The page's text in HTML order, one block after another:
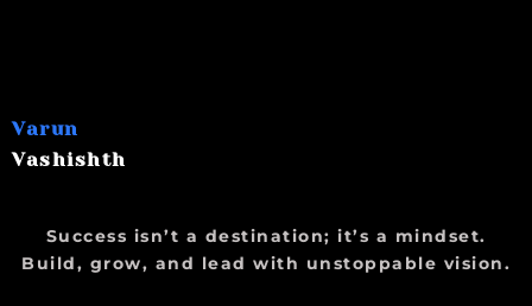
Varun
Vashishth
Success isn’t a destination; it’s a mindset.
Build, grow, and lead with unstoppable vision.